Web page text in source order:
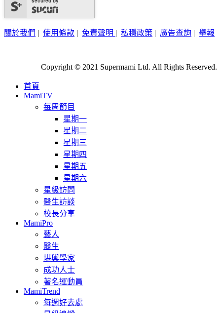
關於我們 | 使用條款 | 免責聲明 | 私穩政策 | 廣告查詢 | 舉報
Copyright © 2021 Supermami Ltd. All Rights Reserved.
首頁
MamiTV
每周節目
星期一
星期二
星期三
星期四
星期五
星期六
星級訪問
醫生訪談
校長分享
MamiPro
藝人
醫生
堪輿學家
成功人士
著名運動員
MamiTrend
每週好去處